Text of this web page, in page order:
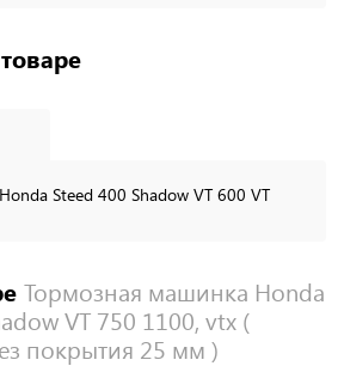
Steed 400 Shadow VT 600 VT
Тормозная машинка Honda
VT 750 1100, vtx (
покрытия 25 мм )